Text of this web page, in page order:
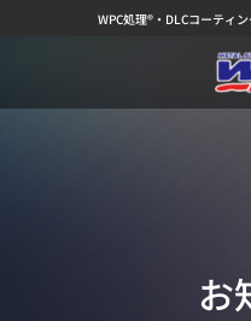
WPC処理®・DLCコーティ
お